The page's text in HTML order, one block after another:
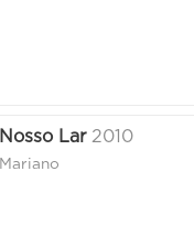
Nosso Lar 2010
Mariano